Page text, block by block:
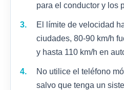
para el conductor y los
El límite de velocidad
ciudades, 80-90 km/h
y hasta 110 km/h en
No utilice el teléfono
salvo que tenga un